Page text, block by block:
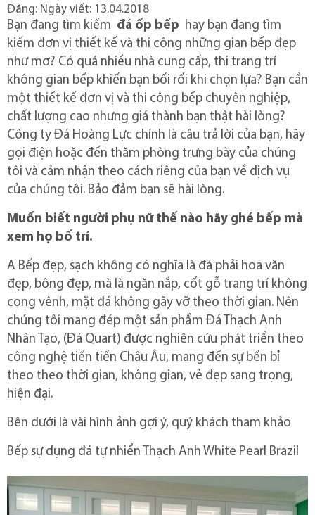
Đăng: Ngày viết: 13.04.2018
Bạn đang tìm kiếm đá ốp bếp hay bạn đang tìm
kiếm đơn vị thiết kế và thi công những gian bếp đẹp
như mơ? Có quá nhiều nhà cung cấp, thi trang trí
không gian bếp khiến bạn bối rối khi chọn lựa? Bạn cần
một thiết kế đơn vị và thi công bếp chuyên nghiệp,
chất lượng cao nhưng giá thành bạn thật hài lòng?
Công ty Đá Hoàng Lực chính là câu trả lời của bạn, hãy
gọi điện hoặc đến thăm phòng trưng bày của chúng
tôi và cảm nhận theo cách riêng của bạn về dịch vụ
của chúng tôi. Bảo đảm bạn sẽ hài lòng.
Muốn biết người phụ nữ thế nào hãy ghé bếp mà
xem họ bố trí.
A Bếp đẹp, sạch không có nghĩa là đá phải hoa văn
đẹp, bông đẹp, mà là ngăn nắp, cốt gỗ trang trí không
cong vênh, mặt đá không gãy vỡ theo thời gian. Nên
chúng tôi mang đép một sản phẩm Đá Thạch Anh
Nhân Tạo, (Đá Quart) được nghiên cứu phát triển theo
công nghệ tiến tiến Châu Âu, mang đến sự bền bỉ
theo theo thời gian, không gian, vẻ đẹp sang trọng,
hiện đại.
Bên dưới là vài hình ảnh gợi ý, quý khách tham khảo
Bếp sự dụng đá tự nhiển Thạch Anh White Pearl Brazil